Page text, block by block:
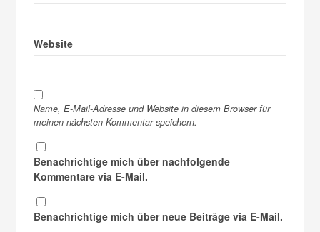
Website
Name, E-Mail-Adresse und Website in diesem Browser für
meinen nächsten Kommentar speichern.
Benachrichtige mich über nachfolgende
Kommentare via E-Mail.
Benachrichtige mich über neue Beiträge via E-Mail.